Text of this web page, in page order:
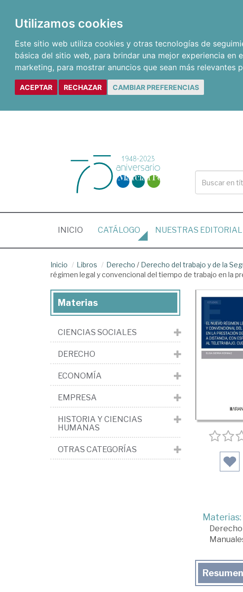
Utilizamos cookies
Este sitio web utiliza cookies y otras tecnologías de
básica del sitio web, para brindar una mejor experiencia en
marketing, para mostrar anuncios que sean más relevantes
ACEPTAR RECHAZAR CAMBIAR PREFERENCIAS
INICIO (CURRENT)
CATÁLOGO NUESTRAS
Inicio Libros Derecho / Derecho del trabajo y de la
régimen legal y convencional del tiempo de trabajo en la
Materias:
Derecho
Resumen
Materias
CIENCIAS SOCIALES
DERECHO
ECONOMÍA
EMPRESA
HISTORIA Y CIENCIAS
HUMANAS
OTRAS CATEGORÍAS